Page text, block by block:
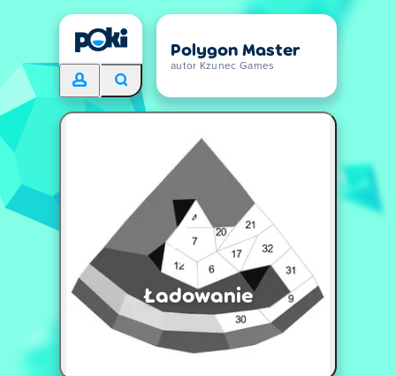
Polygon Master
autor Kzunec Games
Ładowanie